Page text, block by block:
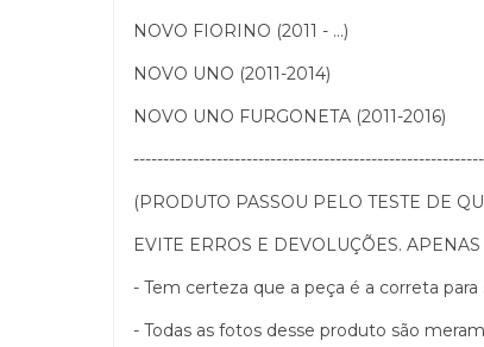
NOVO FIORINO (2011 - ...)
NOVO UNO (2011-2014)
NOVO UNO FURGONETA (2011-2016)
(PRODUTO PASSOU PELO TESTE DE
EVITE ERROS E DEVOLUÇÕES.
- Tem certeza que a peça é a correta para
- Todas as fotos desse produto são